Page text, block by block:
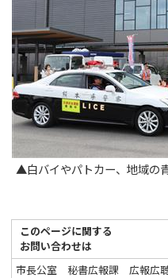
▲白バイやパトカー、地域の
このページに関する
お問い合わせは
市長公室 秘書広報課 広報広